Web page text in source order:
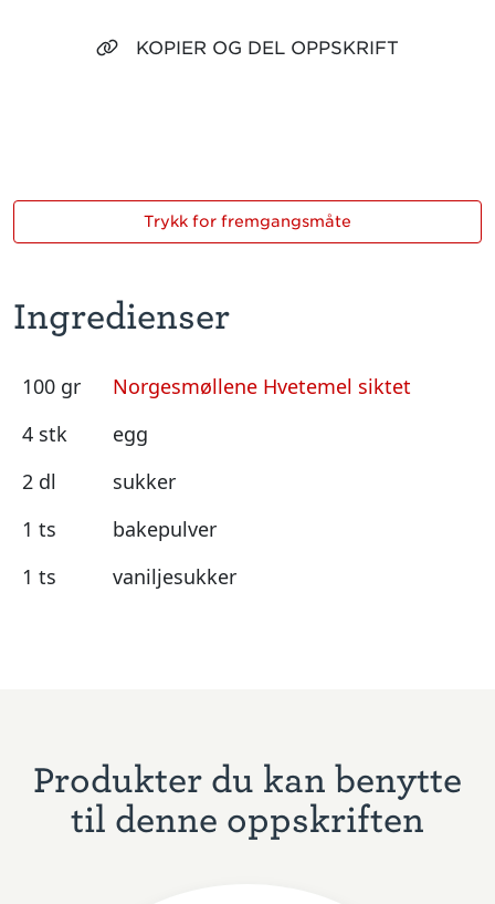
KOPIER OG DEL OPPSKRIFT
Ingredienser
100 gr
Norgesmøllene Hvetemel siktet
4 stk
egg
2 dl
sukker
1 ts
bakepulver
1 ts
vaniljesukker
Trykk for fremgangsmåte
Produkter du kan benytte
til denne oppskriften